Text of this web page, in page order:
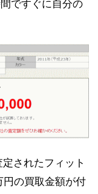
ですぐに自分の
されたフィット
の買取金額が付